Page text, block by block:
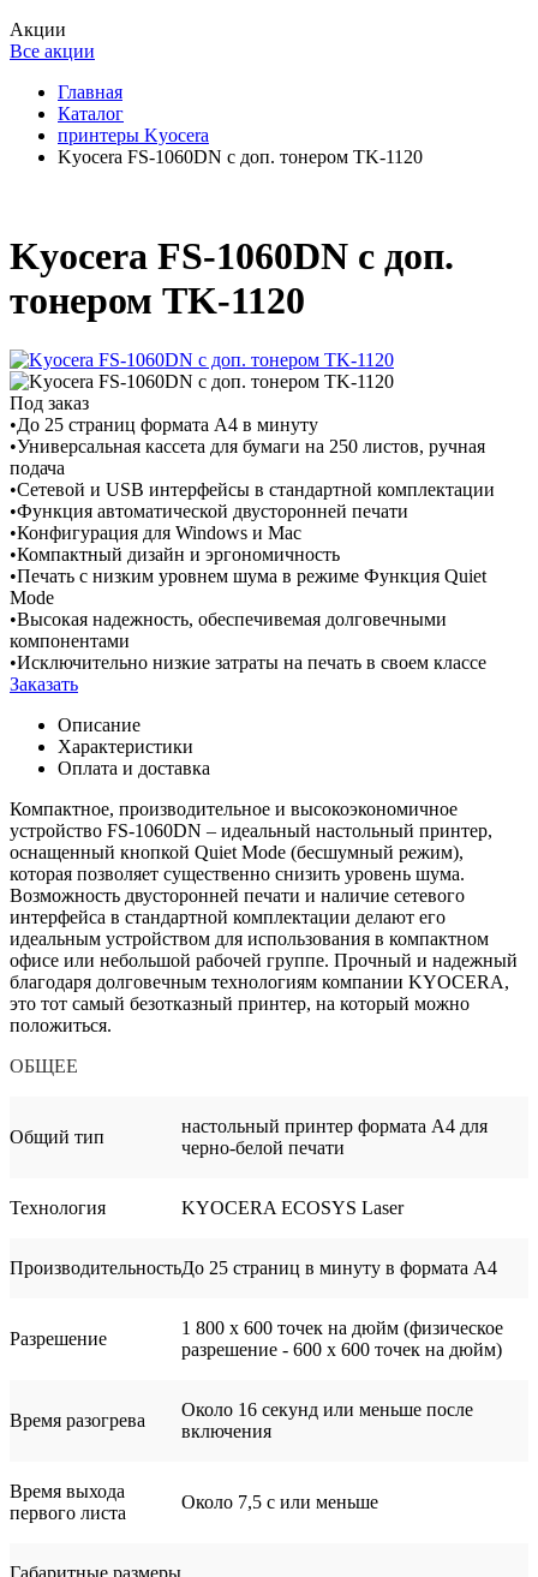
Акции
Все акции
Главная
Каталог
принтеры Kyocera
Kyocera FS-1060DN с доп. тонером TK-1120
Kyocera FS-1060DN с доп.
тонером TK-1120
Под заказ
•До 25 страниц формата А4 в минуту
•Универсальная кассета для бумаги на 250 листов, ручная
подача
•Сетевой и USB интерфейсы в стандартной комплектации
•Функция автоматической двусторонней печати
•Конфигурация для Windows и Mac
•Компактный дизайн и эргономичность
•Печать с низким уровнем шума в режиме Функция Quiet
Mode
•Высокая надежность, обеспечивемая долговечными
компонентами
•Исключительно низкие затраты на печать в своем классе
Заказать
Описание
Характеристики
Оплата и доставка
Компактное, производительное и высокоэкономичное
устройство FS-1060DN – идеальный настольный принтер,
оснащенный кнопкой Quiet Mode (бесшумный режим),
которая позволяет существенно снизить уровень шума.
Возможность двусторонней печати и наличие сетевого
интерфейса в стандартной комплектации делают его
идеальным устройством для использования в компактном
офисе или небольшой рабочей группе. Прочный и надежный
благодаря долговечным технологиям компании KYOCERA,
это тот самый безотказный принтер, на который можно
положиться.
ОБЩЕЕ
Общий тип
настольный принтер формата А4 для
черно-белой печати
Технология KYOCERA ECOSYS Laser
ПроизводительностьДо 25 страниц в минуту в формата A4
Разрешение
1 800 x 600 точек на дюйм (физическое
разрешение - 600 x 600 точек на дюйм)
Время разогрева
Около 16 секунд или меньше после
включения
Время выхода
первого листа
Около 7,5 с или меньше
Габаритные размеры